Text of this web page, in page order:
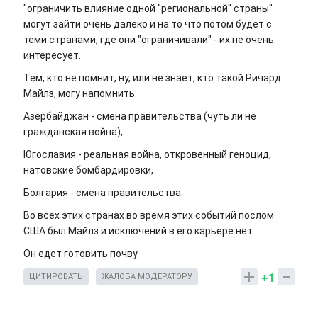
"ограничить влияние одной "региональной" страны"
могут зайти очень далеко и на то что потом будет с
теми странами, где они "ограничивали" - их не очень
интересует.
Тем, кто не помнит, ну, или не знает, кто такой Ричард
Майлз, могу напомнить:
Азербайджан - смена правительства (чуть ли не
гражданская война),
Югославия - реальная война, откровенный геноцид,
натовские бомбардировки,
Болгария - смена правительства.
Во всех этих странах во время этих событий послом
США был Майлз и исключений в его карьере нет.
Он едет готовить почву.
+1
ЦИТИРОВАТЬ ЖАЛОБА МОДЕРАТОРУ